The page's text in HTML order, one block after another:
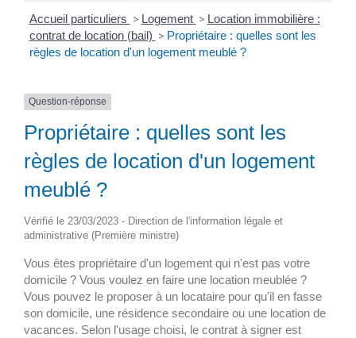
Accueil particuliers > Logement > Location immobilière :
contrat de location (bail) > Propriétaire : quelles sont les
règles de location d'un logement meublé ?
Question-réponse
Propriétaire : quelles sont les
règles de location d'un logement
meublé ?
Vérifié le 23/03/2023 - Direction de l'information légale et
administrative (Première ministre)
Vous êtes propriétaire d'un logement qui n'est pas votre
domicile ? Vous voulez en faire une location meublée ?
Vous pouvez le proposer à un locataire pour qu'il en fasse
son domicile, une résidence secondaire ou une location de
vacances. Selon l'usage choisi, le contrat à signer est